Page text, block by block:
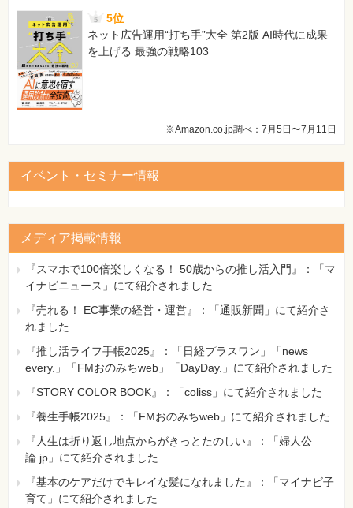
5位
ネット広告運用“打ち手”大全 第2版 AI時代に成果
を上げる 最強の戦略103
※Amazon.co.jp調べ：7月5日〜7月11日
イベント・セミナー情報
メディア掲載情報
『スマホで100倍楽しくなる！ 50歳からの推し活入門』：「マ
イナビニュース」にて紹介されました
『売れる！ EC事業の経営・運営』：「通販新聞」にて紹介さ
れました
『推し活ライフ手帳2025』：「日経プラスワン」「news
every.」「FMおのみちweb」「DayDay.」にて紹介されました
『STORY COLOR BOOK』：「coliss」にて紹介されました
『養生手帳2025』：「FMおのみちweb」にて紹介されました
『人生は折り返し地点からがきっとたのしい』：「婦人公
論.jp」にて紹介されました
『基本のケアだけでキレイな髪になれました』：「マイナビ子
育て」にて紹介されました